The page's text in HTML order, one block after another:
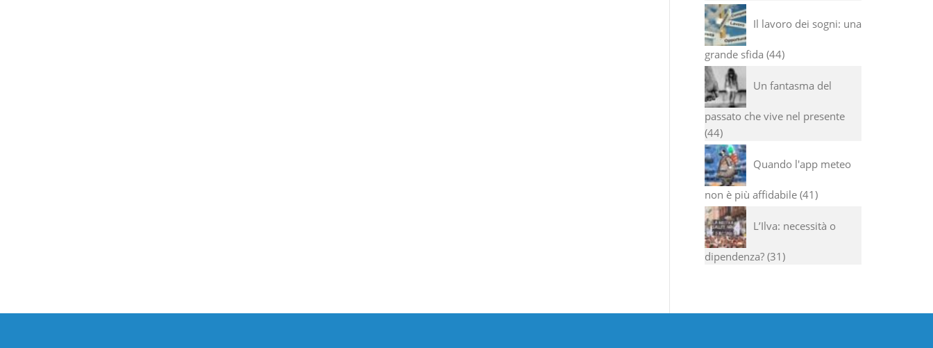
Il lavoro dei sogni: una
grande sfida 44
Un fantasma del
passato che vive nel presente
44
Quando l'app meteo
non è più affidabile 41
L’Ilva: necessità o
dipendenza? 31